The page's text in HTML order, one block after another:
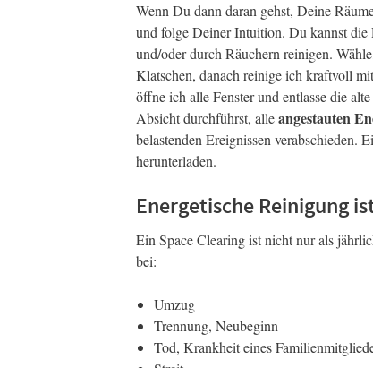
Wenn Du dann daran gehst, Deine
und folge Deiner Intuition. Du kannst
und/oder durch Räuchern reinigen.
Klatschen, danach reinige ich kraftvoll
öffne ich alle Fenster und entlasse die
Absicht durchführst, alleangestauten
belastenden Ereignissen verabschieden.
herunterladen.
Energetische Reinigung
Ein Space Clearing ist nicht nur als
bei:
Umzug
Trennung, Neubeginn
Tod, Krankheit eines